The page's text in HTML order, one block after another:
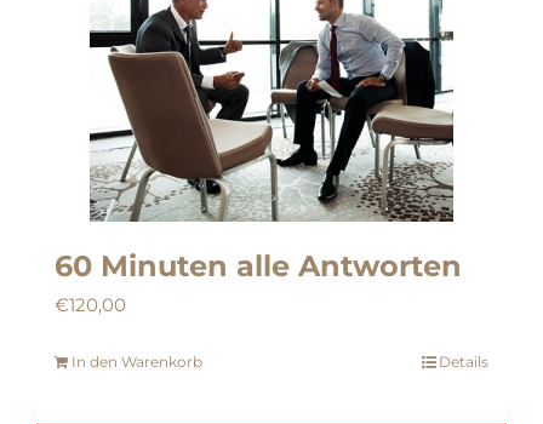
60 Minuten alle Antworten
€120,00
In den Warenkorb Details